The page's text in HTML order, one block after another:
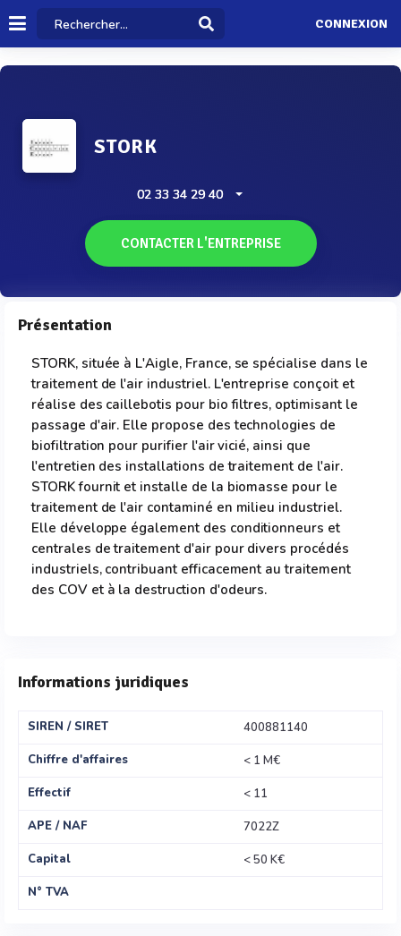
CONNEXION
STORK
02 33 34 29 40
CONTACTER L'ENTREPRISE
Présentation
STORK, située à L'Aigle, France, se spécialise dans le
traitement de l'air industriel. L'entreprise conçoit et
réalise des caillebotis pour bio filtres, optimisant le
passage d'air. Elle propose des technologies de
biofiltration pour purifier l'air vicié, ainsi que
l'entretien des installations de traitement de l'air.
STORK fournit et installe de la biomasse pour le
traitement de l'air contaminé en milieu industriel.
Elle développe également des conditionneurs et
centrales de traitement d'air pour divers procédés
industriels, contribuant efficacement au traitement
des COV et à la destruction d'odeurs.
Informations juridiques
SIREN / SIRET
400881140
Chiffre d'affaires
< 1 M€
Effectif
< 11
APE / NAF
7022Z
Capital
< 50 K€
N° TVA